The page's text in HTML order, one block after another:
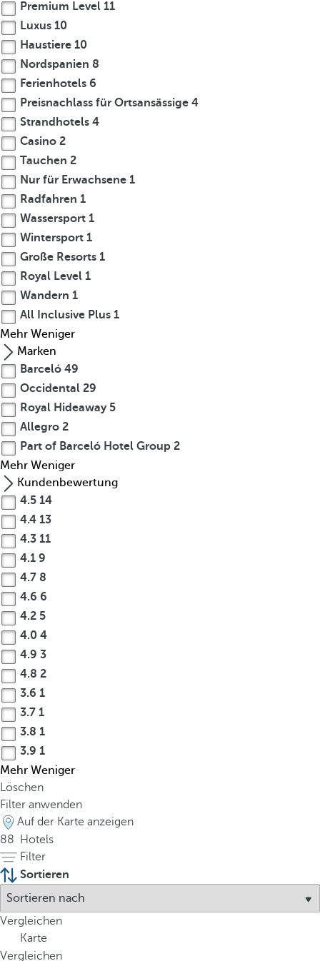
Premium Level 11
Luxus 10
Haustiere 10
Nordspanien 8
Ferienhotels 6
Preisnachlass für Ortsansässige 4
Strandhotels 4
Casino 2
Tauchen 2
Nur für Erwachsene 1
Radfahren 1
Wassersport 1
Wintersport 1
Große Resorts 1
Royal Level 1
Wandern 1
All Inclusive Plus 1
Mehr Weniger
Marken
Barceló 49
Occidental 29
Royal Hideaway5
Allegro 2
Part of Barceló Hotel Group 2
Mehr Weniger
Kundenbewertung
4.5 14
4.4 13
4.3 11
4.1 9
4.7 8
4.6 6
4.2 5
4.0 4
4.9 3
4.8 2
3.6 1
3.7 1
3.8 1
3.9 1
Mehr Weniger
Löschen
Filter anwenden
Auf der Karte anzeigen
88
Hotels
Filter
Sortieren
Vergleichen
Karte
Vergleichen